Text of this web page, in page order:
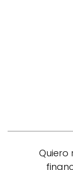
Quiero